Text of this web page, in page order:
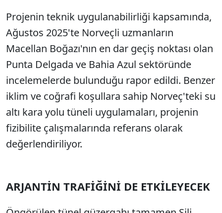
Sesi Aç
Projenin teknik uygulanabilirliği kapsamında,
Ağustos 2025'te Norveçli uzmanların
Macellan Boğazı'nın en dar geçiş noktası olan
Punta Delgada ve Bahia Azul sektöründe
incelemelerde bulunduğu rapor edildi. Benzer
iklim ve coğrafi koşullara sahip Norveç'teki su
altı kara yolu tüneli uygulamaları, projenin
fizibilite çalışmalarında referans olarak
değerlendiriliyor.
ARJANTİN TRAFİĞİNİ DE ETKİLEYECEK